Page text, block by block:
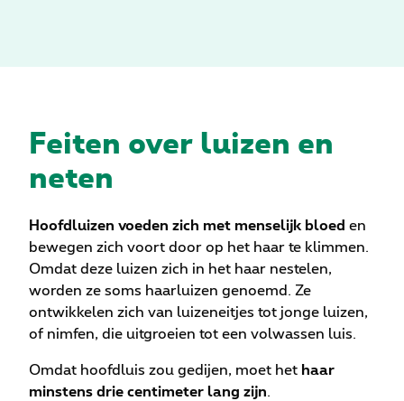
Feiten over luizen en
neten
Hoofdluizen voeden zich met menselijk bloed en
bewegen zich voort door op het haar te klimmen.
Omdat deze luizen zich in het haar nestelen,
worden ze soms haarluizen genoemd. Ze
ontwikkelen zich van luizeneitjes tot jonge luizen,
of nimfen, die uitgroeien tot een volwassen luis.
Omdat hoofdluis zou gedijen, moet het haar
minstens drie centimeter lang zijn.